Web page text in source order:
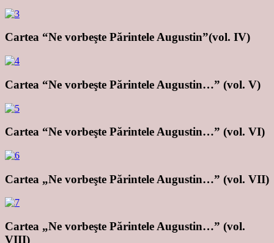
Cartea “Ne vorbeşte Părintele Augustin”(vol. IV)
Cartea “Ne vorbeşte Părintele Augustin…” (vol. V)
Cartea “Ne vorbeşte Părintele Augustin…” (vol. VI)
Cartea „Ne vorbeşte Părintele Augustin…” (vol. VII)
Cartea „Ne vorbeşte Părintele Augustin…” (vol.
VIII)